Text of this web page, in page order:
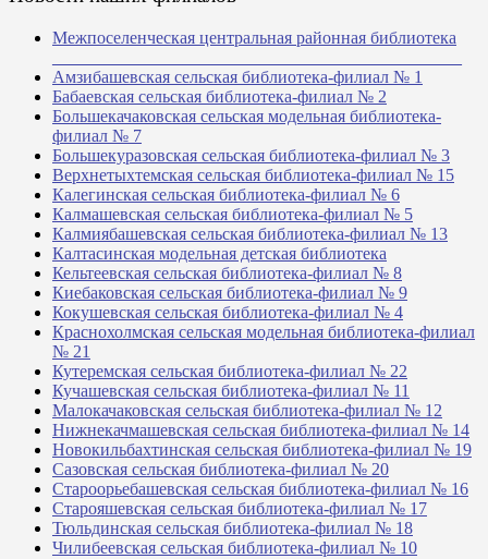
Межпоселенческая центральная районная библиотека
Амзибашевская сельская библиотека-филиал № 1
Бабаевская сельская библиотека-филиал № 2
Большекачаковская сельская модельная библиотека-
филиал № 7
Большекуразовская сельская библиотека-филиал № 3
Верхнетыхтемская сельская библиотека-филиал № 15
Калегинская сельская библиотека-филиал № 6
Калмашевская сельская библиотека-филиал № 5
Калмиябашевская сельская библиотека-филиал № 13
Калтасинская модельная детская библиотека
Кельтеевская сельская библиотека-филиал № 8
Киебаковская сельская библиотека-филиал № 9
Кокушевская сельская библиотека-филиал № 4
Краснохолмская сельская модельная библиотека-филиал
№ 21
Кутеремская сельская библиотека-филиал № 22
Кучашевская сельская библиотека-филиал № 11
Малокачаковская сельская библиотека-филиал № 12
Нижнекачмашевская сельская библиотека-филиал № 14
Новокильбахтинская сельская библиотека-филиал № 19
Сазовская сельская библиотека-филиал № 20
Староорьебашевская сельская библиотека-филиал № 16
Старояшевская сельская библиотека-филиал № 17
Тюльдинская сельская библиотека-филиал № 18
Чилибеевская сельская библиотека-филиал № 10